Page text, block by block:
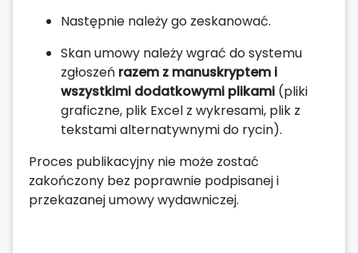
Następnie należy go zeskanować.
Skan umowy należy wgrać do systemu
zgłoszeń razem z manuskryptem i
wszystkimi dodatkowymi plikami (pliki
graficzne, plik Excel z wykresami, plik z
tekstami alternatywnymi do rycin).
Proces publikacyjny nie może zostać
zakończony bez poprawnie podpisanej i
przekazanej umowy wydawniczej.